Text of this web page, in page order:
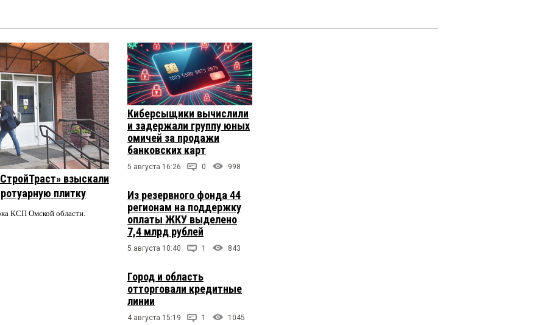
взыскали
плитку
КСП Омской области.
Киберсыщики вычислили
и задержали группу юных
омичей за продажи
банковских карт
5 августа 16:26 0 998
Из резервного фонда 44
регионам на поддержку
оплаты ЖКУ выделено
7,4 млрд рублей
5 августа 10:40 1 843
Город и область
отторговали кредитные
линии
4 августа 15:19 1 1045